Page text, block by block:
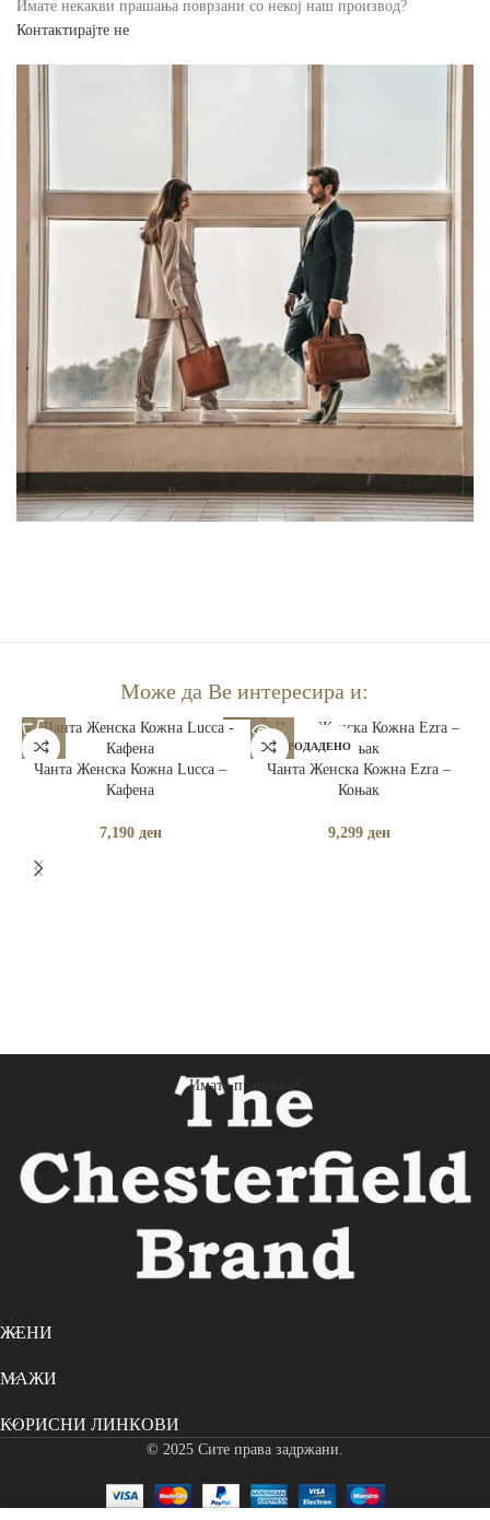
Имате некакви прашања поврзани со некој наш производ?
Контактирајте не
Може да Ве интересира и:
Чанта Женска Кожна Lucca –
Кафена
7,190 ден
РАСПРОДАДЕНО
Чанта Женска Кожна Ezra –
Коњак
9,299 ден
Имате прашања?
ЖЕНИ
МАЖИ
КОРИСНИ ЛИНКОВИ
© 2025 Сите права задржани.